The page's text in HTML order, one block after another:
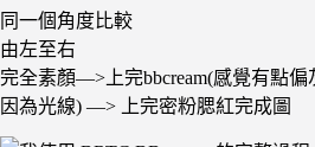
同一個角度比較
由左至右
完全素顏—>上完bbcream(感覺有點偏
因為光線) —> 上完密粉腮紅完成圖